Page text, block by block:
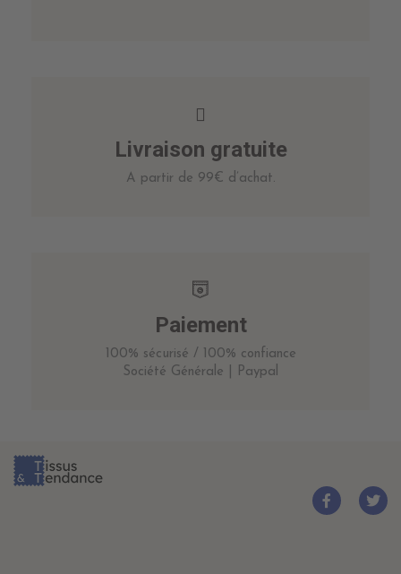
Livraison gratuite
A partir de 99€ d’achat.
Paiement
100% sécurisé / 100% confiance
Société Générale | Paypal